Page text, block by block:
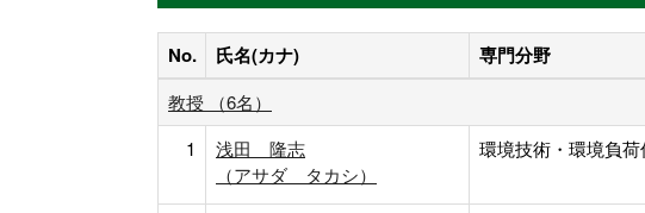
No. 氏名(カナ) 専門分野
教授 （6名）
1
浅田 隆志
（アサダ タカシ）
環境技術・環境負